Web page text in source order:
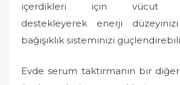
içerdikleri için vücut
destekleyerek enerji
bağışıklık sisteminizi
Evde serum taktırmanın bir diğer